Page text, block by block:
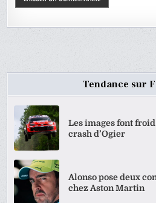
Tendance sur
Les images font
crash d’Ogier
Alonso pose deux
chez Aston Martin